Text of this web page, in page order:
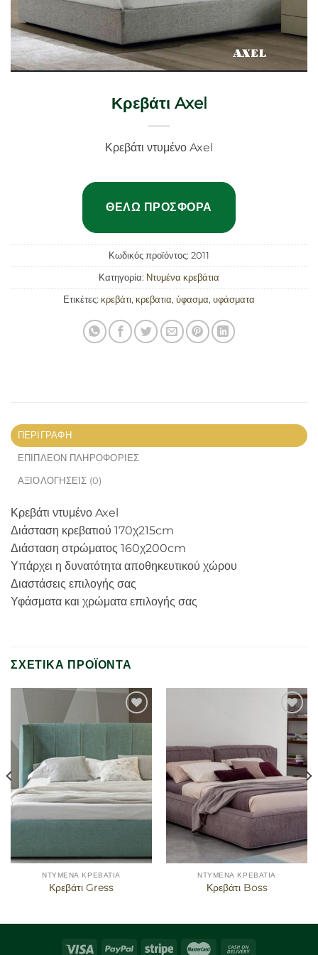
Κρεβάτι Axel
Κρεβάτι ντυμένο Axel
ΘΈΛΩ ΠΡΟΣΦΟΡΆ
Κωδικός προϊόντος: 2011
Κατηγορία: Ντυμένα κρεβάτια
Ετικέτες: κρεβάτι, κρεβατια, ύφασμα, υφάσματα
ΠΕΡΙΓΡΑΦΉ
ΕΠΙΠΛΈΟΝ ΠΛΗΡΟΦΟΡΊΕΣ
ΑΞΙΟΛΟΓΉΣΕΙΣ (0)
Κρεβάτι ντυμένο Axel
Διάσταση κρεβατιού 170χ215cm
Διάσταση στρώματος 160χ200cm
Υπάρχει η δυνατότητα αποθηκευτικού χώρου
Διαστάσεις επιλογής σας
Υφάσματα και χρώματα επιλογής σας
ΣΧΕΤΙΚΆ ΠΡΟΪΌΝΤΑ
Προσθήκη
ΝΤΥΜΈΝΑ ΚΡΕΒΆΤΙΑ
Κρεβάτι Gress
Προσθήκη
αγαπημένα
ΝΤΥΜΈΝΑ ΚΡΕΒΆΤΙΑ
Κρεβάτι Boss